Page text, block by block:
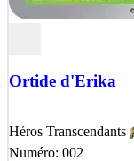
Ortide d'Erika
Héros Transcendants
Numéro: 002